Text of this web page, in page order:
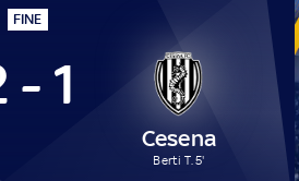
FINE
- 1
Cesena
Berti T. 5'